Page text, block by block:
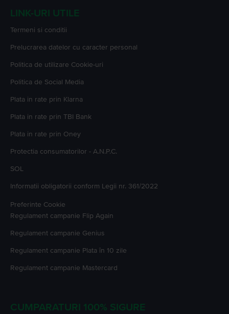
LINK-URI UTILE
Termeni si conditii
Prelucrarea datelor cu caracter personal
Politica de utilizare Cookie-uri
Politica de Social Media
Plata in rate prin Klarna
Plata in rate prin TBI Bank
Plata in rate prin Oney
Protectia consumatorilor - A.N.P.C.
SOL
Informatii obligatorii conform Legii nr. 361/2022
Preferinte Cookie
Regulament campanie Flip Again
Regulament campanie Genius
Regulament campanie Plata în 10 zile
Regulament campanie Mastercard
CUMPARATURI 100% SIGURE